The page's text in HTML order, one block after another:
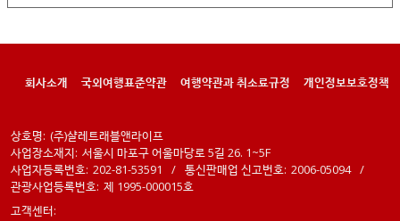
회사소개 국외여행표준약관 여행약관과 취소료규정 개인정보보호정책
상호명: (주)샬레트래블앤라이프
사업장소재지: 서울시 마포구 어울마당로 5길 26. 1~5F
사업자등록번호: 202-81-53591 / 통신판매업 신고번호: 2006-05094 /
관광사업등록번호: 제 1995-000015호
고객센터: